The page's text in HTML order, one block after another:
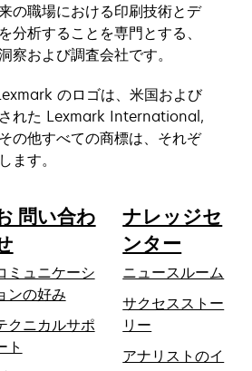
の職場における印刷技術とデ
分析することを専門とする、
察および調査会社です。
のロゴは、米国および
れた Lexmark International,
の他すべての商標は、それぞ
ます。
問い合わ
ミュニケーシ
ンの好み
クニカルサポ
ト
ナレッジセ
ンター
ニュースルーム
サクセスストー
リー
アナリストのイ